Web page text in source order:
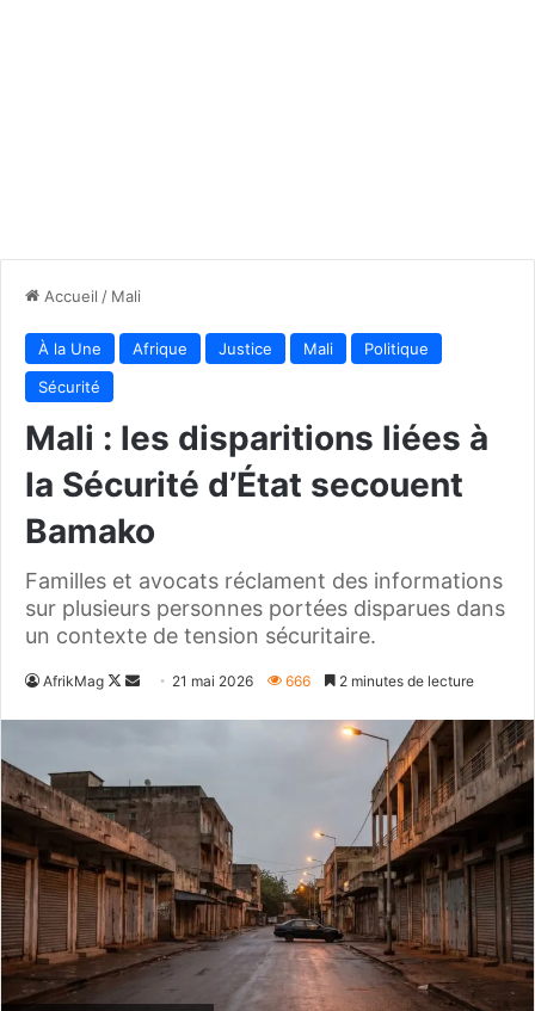
Accueil / Mali
À la Une Afrique Justice Mali
Politique
Sécurité
Mali : les disparitions liées à
la Sécurité d’État secouent
Bamako
Familles et avocats réclament des informations
sur plusieurs personnes portées disparues dans
un contexte de tension sécuritaire.
AfrikMag
Follow
Envoyer21 mai 2026 666 2 minutes de lecture